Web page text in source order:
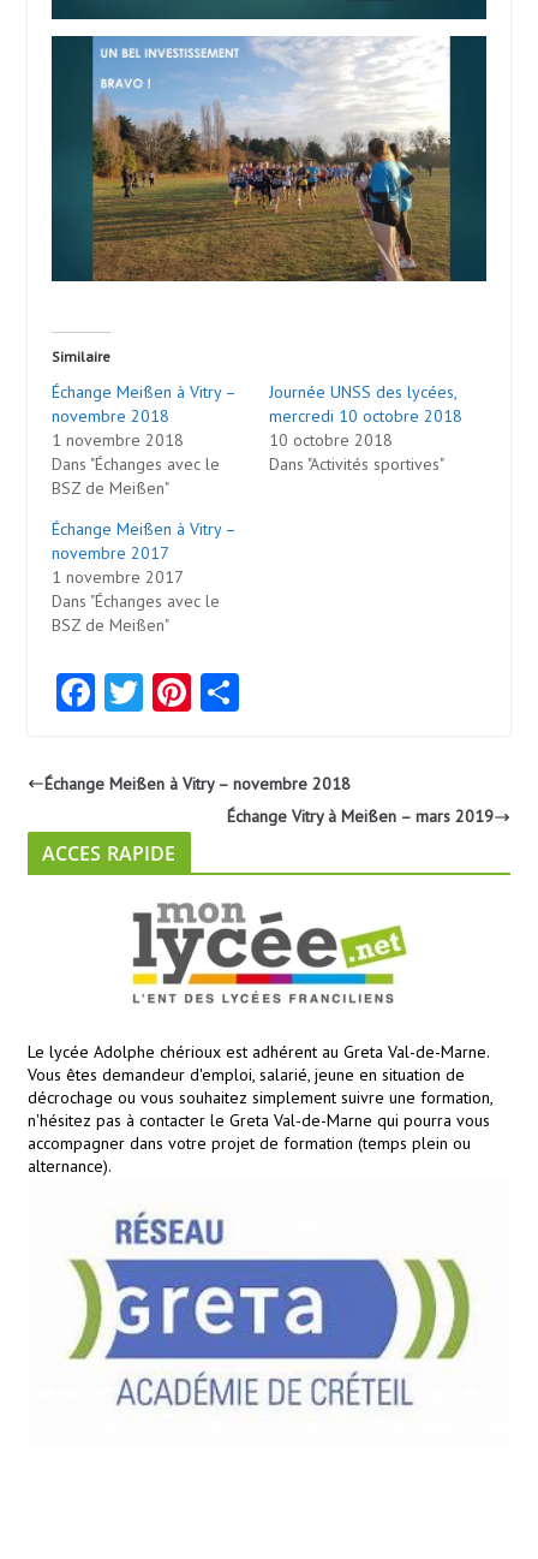
Similaire
Échange Meißen à Vitry –
novembre 2018
1 novembre 2018
Dans "Échanges avec le
BSZ de Meißen"
Journée UNSS des lycées,
mercredi 10 octobre 2018
10 octobre 2018
Dans "Activités sportives"
Échange Meißen à Vitry –
novembre 2017
1 novembre 2017
Dans "Échanges avec le
BSZ de Meißen"
Fa
b
o
o
k
T
itt
Pi
er
es
t
Pa
ag
er
Échange Meißen à Vitry – novembre 2018
Échange Vitry à Meißen – mars 2019
ACCES RAPIDE
Le lycée Adolphe chérioux est adhérent au Greta Val-de-Marne.
Vous êtes demandeur d'emploi, salarié, jeune en situation de
décrochage ou vous souhaitez simplement suivre une formation,
n'hésitez pas à contacter le Greta Val-de-Marne qui pourra vous
accompagner dans votre projet de formation (temps plein ou
alternance).